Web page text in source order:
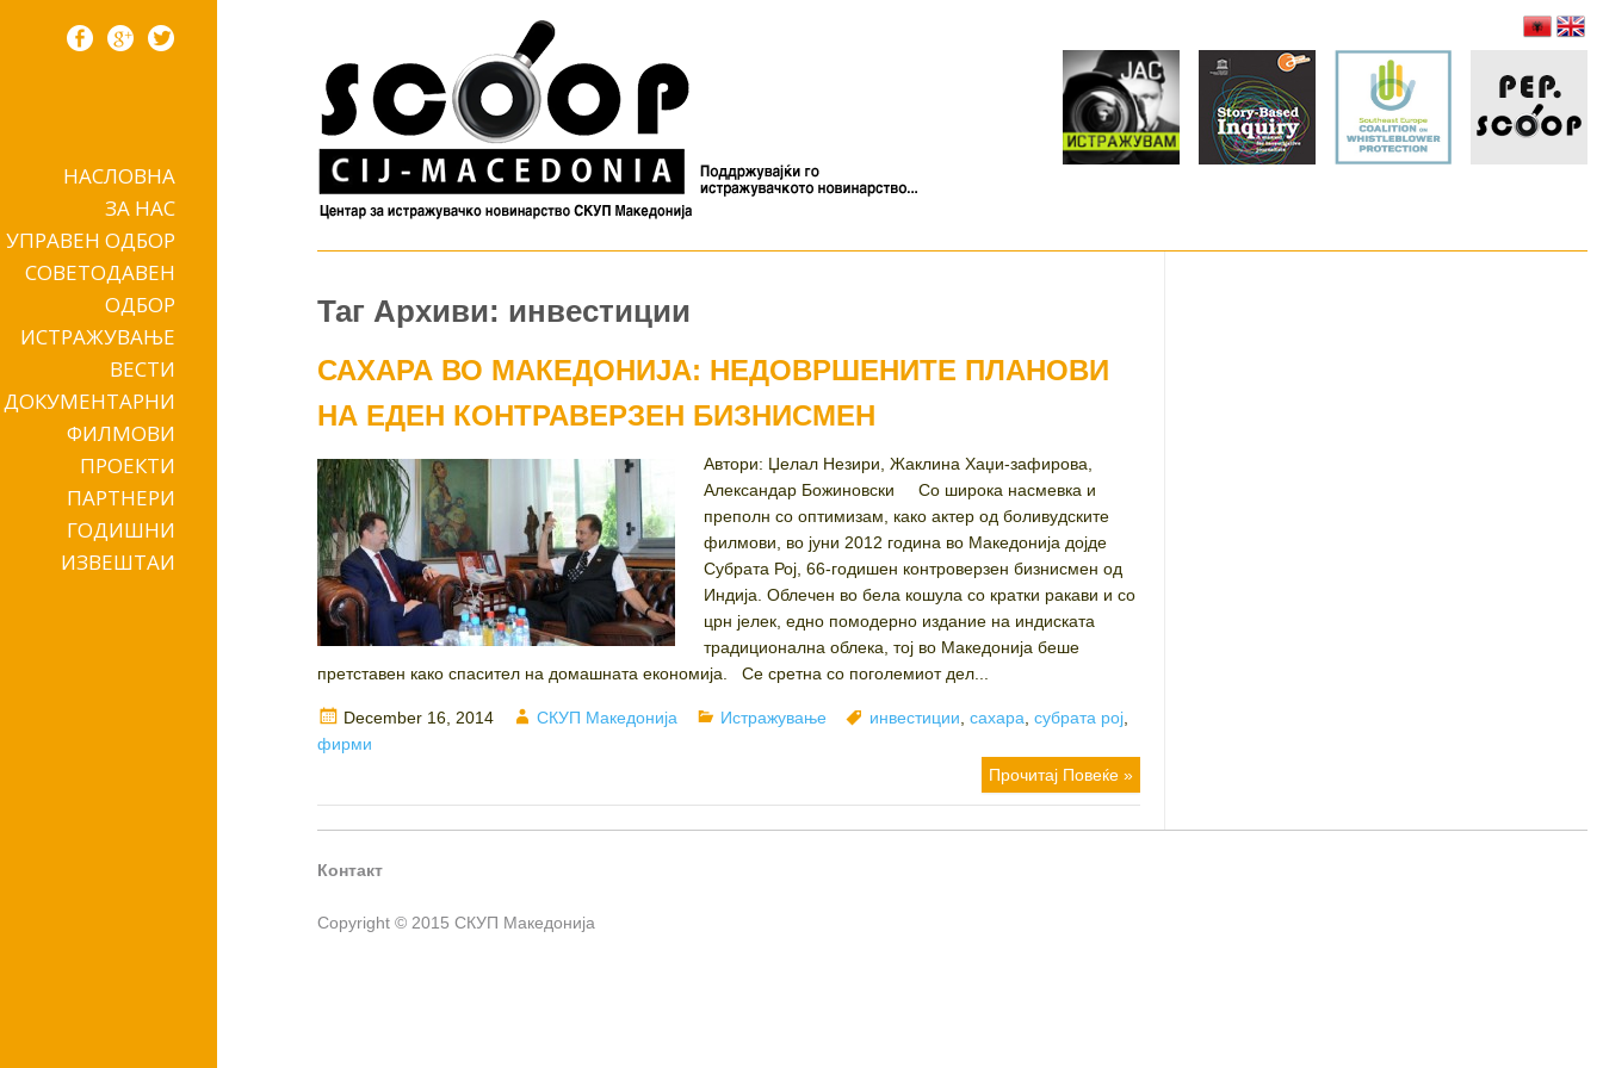
Skip to contentНАСЛОВНА
ЗА НАС
УПРАВЕН ОДБОР
СОВЕТОДАВЕН
ОДБОР
ИСТРАЖУВАЊЕ
ВЕСТИ
ДОКУМЕНТАРНИ
ФИЛМОВИ
ПРОЕКТИ
ПАРТНЕРИ
ГОДИШНИ
ИЗВЕШТАИ
Таг Архиви: инвестиции
САХАРА ВО МАКЕДОНИЈА: НЕДОВРШЕНИТЕ ПЛАНОВИ
НА ЕДЕН КОНТРАВЕРЗЕН БИЗНИСМЕН
Автори: Џелал Незири, Жаклина Хаџи-зафирова,
Александар Божиновски Со широка насмевка и
преполн со оптимизам, како актер од боливудските
филмови, во јуни 2012 година во Македонија дојде
Субрата Рој, 66-годишен контроверзен бизнисмен од
Индија. Облечен во бела кошула со кратки ракави и со
црн јелек, едно помодерно издание на индиската
традиционална облека, тој во Македонија беше
претставен како спасител на домашната економија. Се сретна со поголемиот дел...
Posted
on
December 16, 2014 Author
СКУП Македонија Categories
Истражување Tags
инвестиции ,сахара ,субрата рој
фирми
Прочитај Повеќе »
Контакт
Copyright © 2015 СКУП Македонија